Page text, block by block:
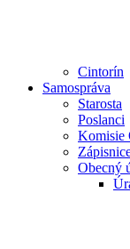
Cintorín
Samospráva
Starosta
Poslanci
Komisie
Obecný